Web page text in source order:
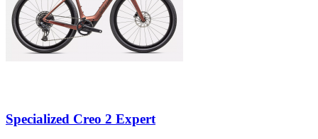
Specialized Creo 2 Expert